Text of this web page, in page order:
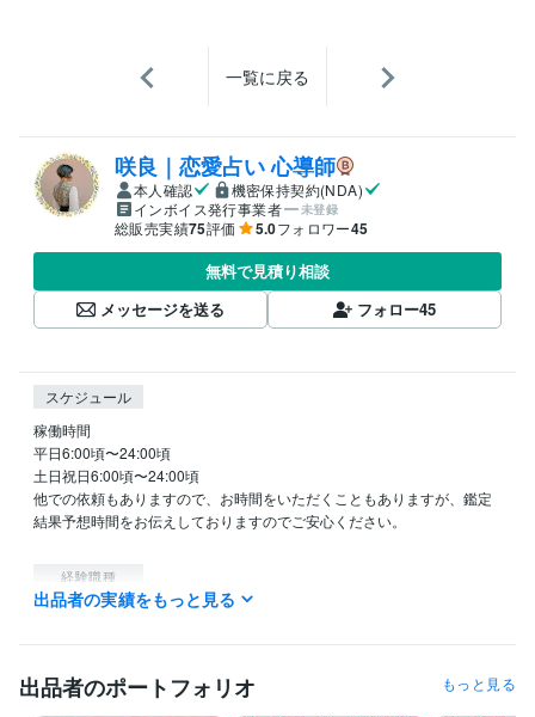
一覧に戻る
咲良｜恋愛占い 心導師
本人確認
機密保持契約(NDA)
インボイス発行事業者
未登録
総販売実績75評価 5.0フォロワー45
無料で見積り相談
メッセージを送る
フォロー45
スケジュール
稼働時間
平日6:00頃〜24:00頃
土日祝日6:00頃〜24:00頃
他での依頼もありますので、お時間をいただくこともありますが、鑑定
結果予想時間をお伝えしておりますのでご安心ください。
経験職種
ライフスタイル・その他 / 占い師
ライフスタイル・その他 / カウンセラー・コーチ 経験年数 : 10年
ライフスタイル・その他 / 保育士・ベビーシッター
ライフスタイル・その他 / 公務員
出品者の実績をもっと見る
出品者のポートフォリオ もっと見る